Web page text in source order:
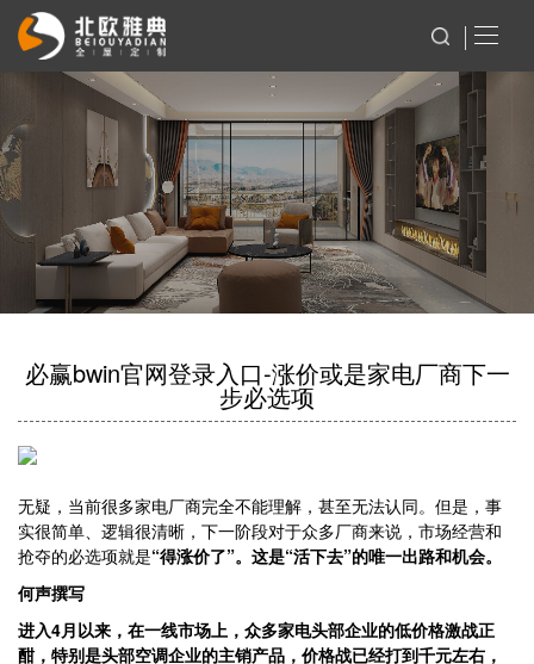
必赢bwin官网登录入口-涨价或是家电厂商下一
步必选项
无疑，当前很多家电厂商完全不能理解，甚至无法认同。但是，事
实很简单、逻辑很清晰，下一阶段对于众多厂商来说，市场经营和
抢夺的必选项就是“得涨价了”。这是“活下去”的唯一出路和机会。
何声撰写
进入4月以来，在一线市场上，众多家电头部企业的低价格激战正
酣，特别是头部空调企业的主销产品，价格战已经打到千元左右，